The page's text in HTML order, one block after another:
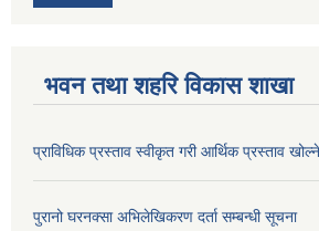
भवन तथा शहरि विकास शाखा
प्राविधिक प्रस्ताव स्वीकृत गरी आर्थिक प्रस्ताव
पुरानो घरनक्सा अभिलेखिकरण दर्ता सम्बन्धी सूचना